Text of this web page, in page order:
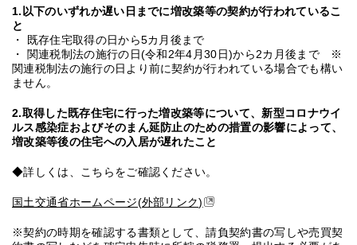
1.以下のいずれか遅い日までに増改築等の契約が行われているこ
と
・ 既存住宅取得の日から5カ月後まで
・ 関連税制法の施行の日(令和2年4月30日)から2カ月後まで ※
関連税制法の施行の日より前に契約が行われている場合でも構い
ません。
2.取得した既存住宅に行った増改築等について、新型コロナウイ
ルス感染症およびそのまん延防止のための措置の影響によって、
増改築等後の住宅への入居が遅れたこと
◆詳しくは、こちらをご確認ください。
国土交通省ホームページ(外部リンク)
※契約の時期を確認する書類として、請負契約書の写しや売買契